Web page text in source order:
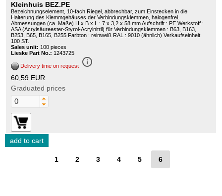
Kleinhuis BEZ.PE
Bezeichnungselement, 10-fach Riegel, abbrechbar, zum Einstecken in die
Halterung des Klemmgehäuses der Verbindungsklemmen, halogenfrei.
Abmessungen (ca. Maße) H x B x L : 7 x 3,2 x 58 mm Aufschrift : PE Werkstoff :
ASA (Acrylsäureester-Styrol-Acrylnitril) für Verbindungsklemmen : B63, B163,
B253, B65, B165, B255 Farbton : reinweiß RAL : 9010 (ähnlich) Verkaufseinheit:
100 ST.
Sales unit: 100 pieces
Lieske Part No.: 1243725
Delivery time on request info_outline
60,59 EUR
Graduated prices
1 2 3 4 5 6